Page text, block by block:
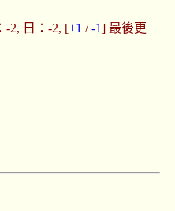
-2, 日：-2, [+1 /-1] 最後更